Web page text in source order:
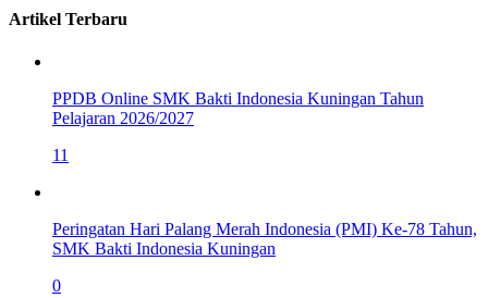
Artikel Terbaru
PPDB Online SMK Bakti Indonesia Kuningan Tahun
Pelajaran 2026/2027
11
Peringatan Hari Palang Merah Indonesia (PMI) Ke-78 Tahun,
SMK Bakti Indonesia Kuningan
0